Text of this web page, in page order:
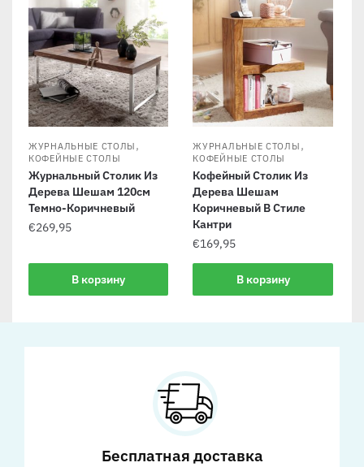
ЖУРНАЛЬНЫЕ СТОЛЫ ,
КОФЕЙНЫЕ СТОЛЫ
Журнальный Столик Из
Дерева Шешам 120см
Темно-Коричневый
€269,95
В корзину
ЖУРНАЛЬНЫЕ СТОЛЫ ,
КОФЕЙНЫЕ СТОЛЫ
Кофейный Столик Из
Дерева Шешам
Коричневый В Стиле
Кантри
€169,95
В корзину
Бесплатная доставка